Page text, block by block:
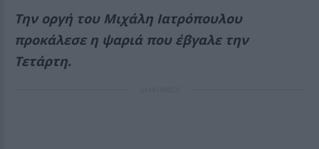
Την οργή του Μιχάλη Ιατρόπουλου
προκάλεσε η ψαριά που έβγαλε την
Τετάρτη.